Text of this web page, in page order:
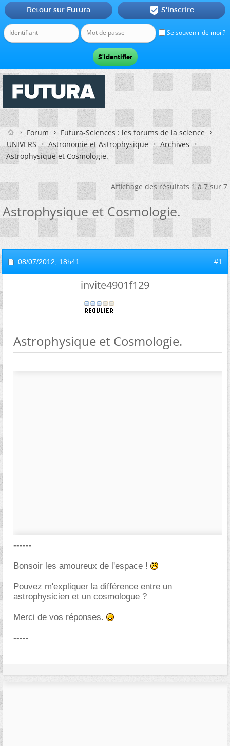
Se souvenir de moi ?
Retour sur Futura  S'inscrire
Forum
Futura-Sciences : les forums de la science
UNIVERS
Astronomie et Astrophysique
Archives
Astrophysique et Cosmologie.
Affichage des résultats 1 à 7 sur 7
Astrophysique et Cosmologie.
08/07/2012, 18h41 #1
invite4901f129
Astrophysique et Cosmologie.
------
Bonsoir les amoureux de l'espace !
Pouvez m'expliquer la différence entre un
astrophysicien et un cosmologue ?
Merci de vos réponses.
-----